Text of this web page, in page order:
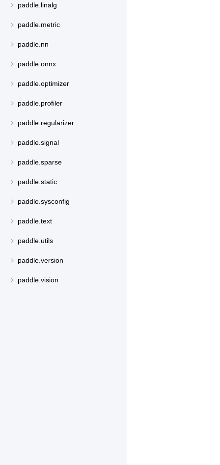
paddle.linalg
paddle.metric
paddle.nn
paddle.onnx
paddle.optimizer
paddle.profiler
paddle.regularizer
paddle.signal
paddle.sparse
paddle.static
paddle.sysconfig
paddle.text
paddle.utils
paddle.version
paddle.vision